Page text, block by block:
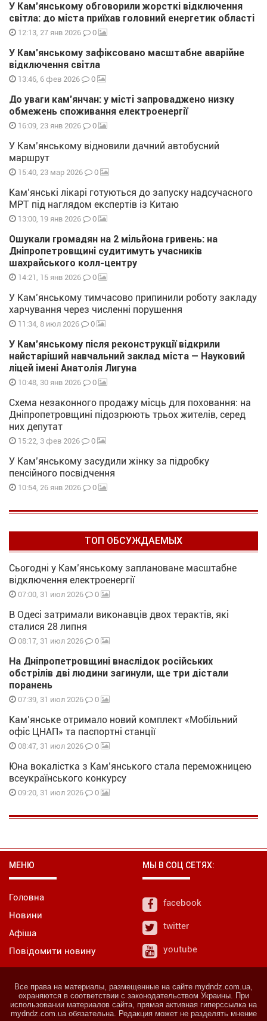
У Кам’янському обговорили жорсткі відключення
світла: до міста приїхав головний енергетик області
12:13, 27 янв 2026 0
У Кам’янському зафіксовано масштабне аварійне
відключення світла
13:46, 6 фев 2026 0
До уваги кам’янчан: у місті запроваджено низку
обмежень споживання електроенергії
16:09, 23 янв 2026 0
У Кам’янському відновили дачний автобусний
маршрут
15:40, 23 мар 2026 0
Кам’янські лікарі готуються до запуску надсучасного
МРТ під наглядом експертів із Китаю
13:00, 19 янв 2026 0
Ошукали громадян на 2 мільйона гривень: на
Дніпропетровщині судитимуть учасників
шахрайського колл-центру
14:21, 15 янв 2026 0
У Кам’янському тимчасово припинили роботу закладу
харчування через численні порушення
11:34, 8 июл 2026 0
У Кам’янському після реконструкції відкрили
найстаріший навчальний заклад міста — Науковий
ліцей імені Анатолія Лигуна
10:48, 30 янв 2026 0
Схема незаконного продажу місць для поховання: на
Дніпропетровщині підозрюють трьох жителів, серед
них депутат
15:22, 3 фев 2026 0
У Кам’янському засудили жінку за підробку
пенсійного посвідчення
10:54, 26 янв 2026 0
ТОП ОБСУЖДАЕМЫХ
Сьогодні у Кам’янському заплановане масштабне
відключення електроенергії
07:00, 31 июл 2026 0
В Одесі затримали виконавців двох терактів, які
сталися 28 липня
08:17, 31 июл 2026 0
На Дніпропетровщині внаслідок російських
обстрілів дві людини загинули, ще три дістали
поранень
07:39, 31 июл 2026 0
Кам’янське отримало новий комплект «Мобільний
офіс ЦНАП» та паспортні станції
08:47, 31 июл 2026 0
Юна вокалістка з Кам’янського стала переможницею
всеукраїнського конкурсу
09:20, 31 июл 2026 0
МЕНЮ
Головна
Новини
Афіша
Повідомити новину
МЫ В СОЦ СЕТЯХ:
facebook
twitter
youtube
Все права на материалы, размещенные на сайте mydndz.com.ua,
охраняются в соответствии с законодательством Украины. При
использовании материалов сайта, прямая активная гиперссылка на
mydndz.com.ua обязательна. Редакция может не разделять мнение